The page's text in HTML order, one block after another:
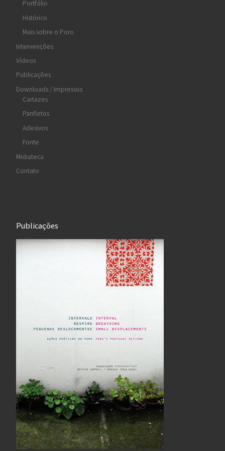
Portfólio
Histórico
Mais sobre o Poro
Intervenções
Vídeos
Publicações
Downloads / Impressos
Cartazes
Panfletos
Adesivos
Fonte
Midiateca
Contato
Publicações